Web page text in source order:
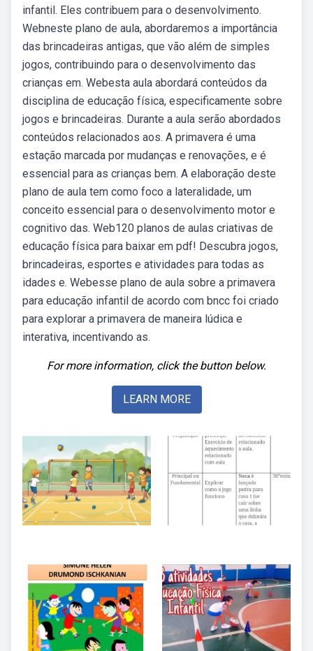
infantil. Eles contribuem para o desenvolvimento.
Webneste plano de aula, abordaremos a importância
das brincadeiras antigas, que vão além de simples
jogos, contribuindo para o desenvolvimento das
crianças em. Webesta aula abordará conteúdos da
disciplina de educação física, especificamente sobre
jogos e brincadeiras. Durante a aula serão abordados
conteúdos relacionados aos. A primavera é uma
estação marcada por mudanças e renovações, e é
essencial para as crianças bem. A elaboração deste
plano de aula tem como foco a lateralidade, um
conceito essencial para o desenvolvimento motor e
cognitivo das. Web120 planos de aulas criativas de
educação física para baixar em pdf! Descubra jogos,
brincadeiras, esportes e atividades para todas as
idades e. Webesse plano de aula sobre a primavera
para educação infantil de acordo com bncc foi criado
para explorar a primavera de maneira lúdica e
interativa, incentivando as.
For more information, click the button below.
LEARN MORE